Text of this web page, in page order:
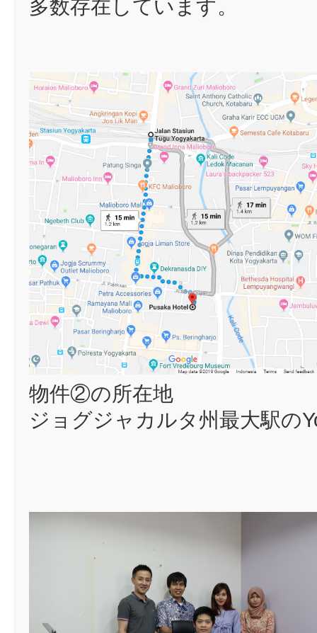
多数存在しています。
物件②の所在地
ジョグジャカルタ州最大駅の